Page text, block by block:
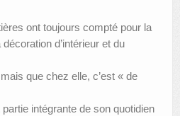
ont toujours compté pour la
d’intérieur et du
que chez elle, c’est « de
intégrante de son quotidien